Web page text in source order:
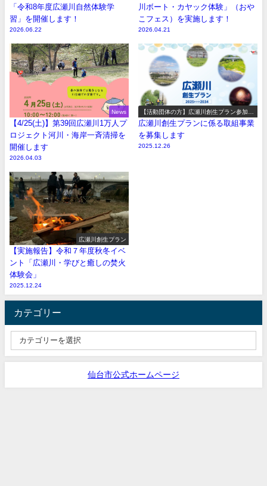
「令和8年度広瀬川自然体験学
習」を開催します！
2026.06.22
川ボート・カヤック体験」（おや
こフェス）を実施します！
2026.04.21
News
【4/25(土)】第39回広瀬川1万人プ
ロジェクト河川・海岸一斉清掃を
開催します
2026.04.03
【活動団体の方】広瀬川創生プラン参加事
業の募集
広瀬川創生プランに係る取組事業
を募集します
2025.12.26
広瀬川創生プラン
【実施報告】令和７年度秋冬イベ
ント「広瀬川・学びと癒しの焚火
体験会」
2025.12.24
カテゴリー
仙台市公式ホームページ